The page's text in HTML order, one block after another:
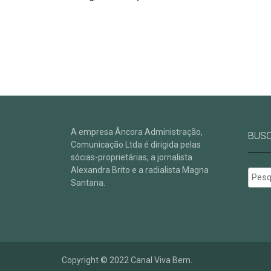
A empresa Âncora Administração,
Comunicação Ltda é dirigida pelas
sócias-proprietárias, a jornalista
Alexandra Brito e a radialista Magna
Santana.
por:
Copyright © 2022 Canal Viva Bem.